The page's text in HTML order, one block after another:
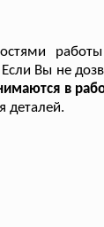
Вы не
в
деталей.